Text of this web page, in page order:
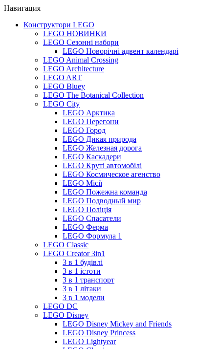
Навигация
Конструктори LEGO
LEGO НОВИНКИ
LEGO Сезонні набори
LEGO Новорічні адвент календарі
LEGO Animal Crossing
LEGO Architecture
LEGO ART
LEGO Bluey
LEGO The Botanical Collection
LEGO City
LEGO Арктика
LEGO Перегони
LEGO Город
LEGO Дикая природа
LEGO Железная дорога
LEGO Каскадери
LEGO Круті автомобілі
LEGO Космическое агенство
LEGO Місії
LEGO Пожежна команда
LEGO Подводный мир
LEGO Поліція
LEGO Спасатели
LEGO Ферма
LEGO Формула 1
LEGO Classic
LEGO Creator 3in1
3 в 1 будівлі
3 в 1 істоти
3 в 1 транспорт
3 в 1 літаки
3 в 1 модели
LEGO DC
LEGO Disney
LEGO Disney Mickey and Friends
LEGO Disney Princess
LEGO Lightyear